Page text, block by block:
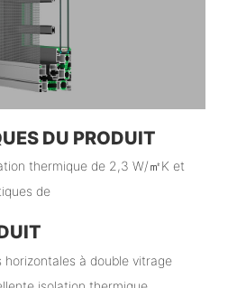
DU PRODUIT
thermique de 2,3 W/㎡K et
de
à double vitrage